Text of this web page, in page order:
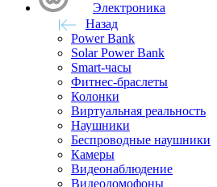
Электроника
Назад
Power Bank
Solar Power Bank
Smart-часы
Фитнес-браслеты
Колонки
Виртуальная реальность
Наушники
Беспроводные наушники
Камеры
Видеонаблюдение
Видеодомофоны